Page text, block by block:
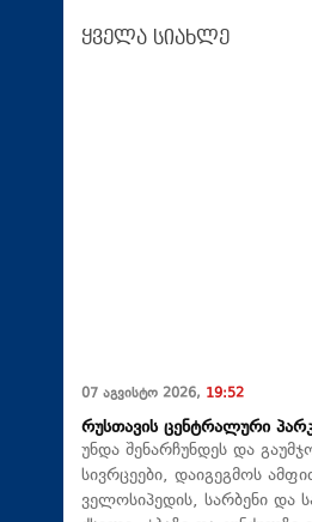
ყველა სიახლე
07 აგვისტო 2026, 19:52
რუსთავის ცენტრალური
უნდა შენარჩუნდეს და
სივრცეები, დაიგეგმოს
ველოსიპედის, სარბენი და